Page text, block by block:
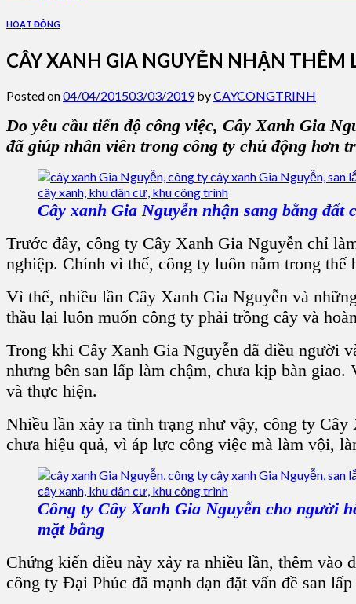
HOẠT ĐỘNG
CÂY XANH GIA NGUYỄN NHẬN
Posted on04/04/201503/03/2019byCAYCONGTRINH
Do yêu cầu tiến độ công việc, Cây Xanh Gia
đã giúp nhân viên trong công ty chủ động hơn
Cây xanh Gia Nguyễn nhận sang bằng đất
Trước đây, công ty Cây Xanh Gia Nguyễn chỉ
nghiệp. Chính vì thế, công ty luôn nằm trong thế
Vì thế, nhiều lần Cây Xanh Gia Nguyễn và
thầu lại luôn muốn công ty phải trồng cây và
Trong khi Cây Xanh Gia Nguyễn đã điều người
nhưng bên san lấp làm chậm, chưa kịp bàn
và thực hiện.
Nhiều lần xảy ra tình trạng như vậy, công ty
chưa hiệu quả, vì áp lực công việc mà làm vội,
Công ty Cây Xanh Gia Nguyễn cho người
mặt bằng
Chứng kiến điều này xảy ra nhiều lần, thêm vào
công ty Đại Phúc đã mạnh dạn đặt vấn đề san